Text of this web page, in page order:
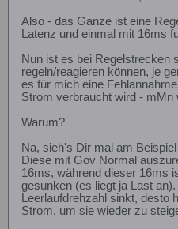
Also - das Ganze ist eine
Latenz und einmal mit 16ms
Nun ist es bei Regelstrecken
regeln/reagieren können, je
es für mich eine
Strom verbraucht wird - mMn
Warum?
Na, sieh's Dir mal am
Diese mit Gov Normal
16ms, während dieser 16ms
gesunken (es liegt ja Last
Leerlaufdrehzahl sinkt, desto
Strom, um sie wieder zu